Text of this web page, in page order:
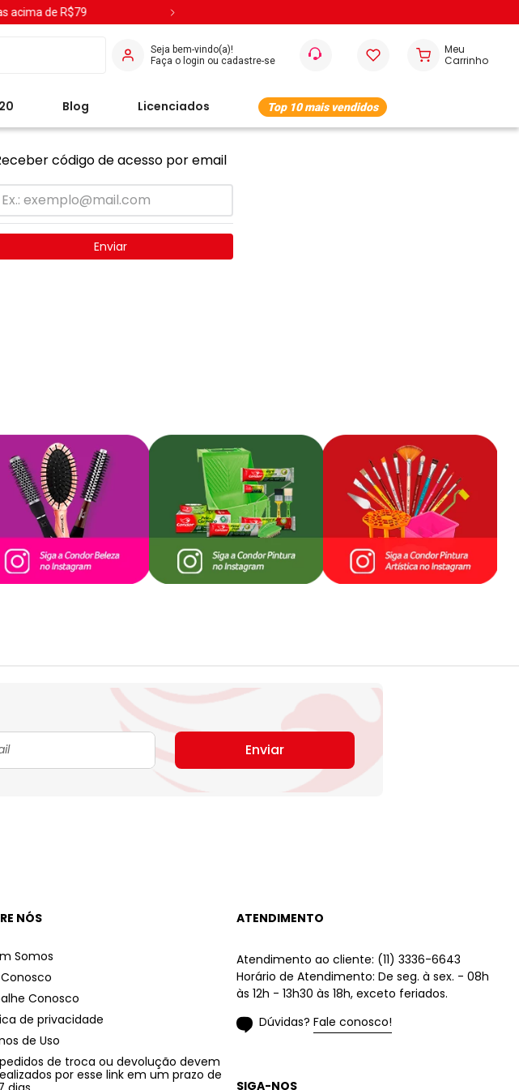
acima de R$79
Seja bem-vindo(a)!
Blog Licenciados Top 10 mais vendidos
código de acesso por email
Enviar
Enviar
NÓS
Somos
Conosco
de privacidade
de Uso
de troca ou devolução devem
por esse link em um prazo de
ATENDIMENTO
Atendimento ao cliente: (11) 3336-6643
Horário de Atendimento: De seg. à sex. - 08h
às 12h - 13h30 às 18h, exceto feriados.
Dúvidas? Fale conosco!
SIGA-NOS